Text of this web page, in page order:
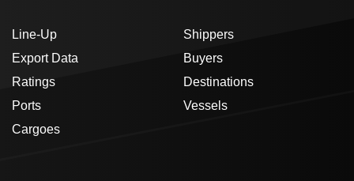
Line-Up
Export Data
Ratings
Ports
Cargoes
Shippers
Buyers
Destinations
Vessels